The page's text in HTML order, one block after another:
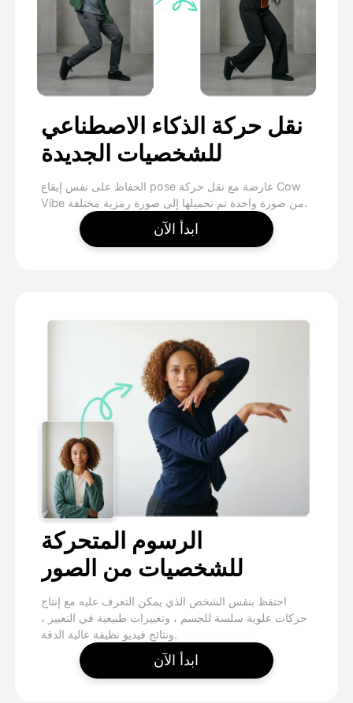
نقل حركة الذكاء الاصطناعي
للشخصيات الجديدة
الحفاظ على نفس إيقاع pose عارضة مع نقل حركة Cow
Vibe من صورة واحدة تم تحميلها إلى صورة رمزية مختلفة.
ابدأ الآن
الرسوم المتحركة
للشخصيات من الصور
احتفظ بنفس الشخص الذي يمكن التعرف عليه مع إنتاج
حركات علوية سلسة للجسم ، وتغييرات طبيعية في التعبير ،
ونتائج فيديو نظيفة عالية الدقة.
ابدأ الآن